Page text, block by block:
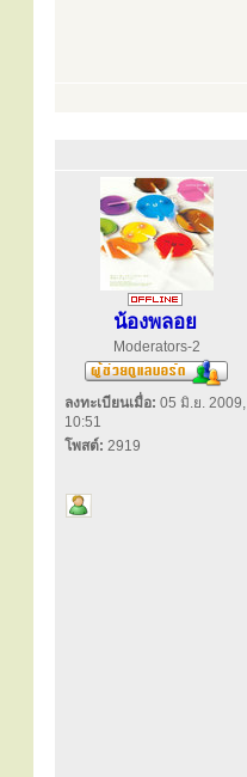
น้องพลอย
Moderators-2
ลงทะเบียนเมื่อ: 05 มิ.ย. 2009,
10:51
โพสต์: 2919